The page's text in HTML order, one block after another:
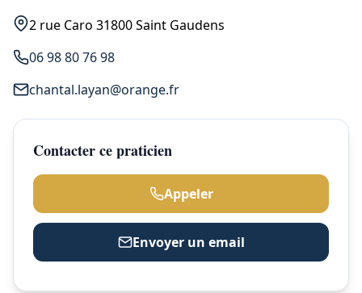
2 rue Caro 31800 Saint Gaudens
06 98 80 76 98
chantal.layan@orange.fr
Contacter ce praticien
Appeler
Envoyer un email